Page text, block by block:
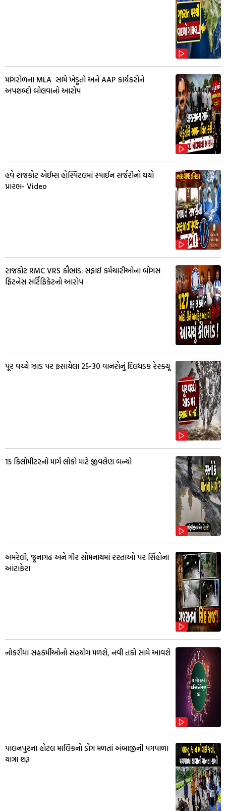
માંગરોળના MLA સામે ખેડૂતો અને AAP કાર્યકરોને
અપશબ્દો બોલવાનો આરોપ
હવે રાજકોટ એઈમ્સ હોસ્પિટલમાં સ્પાઈન સર્જરીનો થયો
પ્રારંભ- Video
રાજકોટ RMC VRS કૌભાંડ: સફાઈ કર્મચારીઓના બોગસ
ફિટનેસ સર્ટિફિકેટનો આરોપ
પૂર વચ્ચે ઝાડ પર ફસાયેલા 25-30 વાનરોનું દિલધડક રેસ્ક્યૂ
15 કિલોમીટરનો માર્ગ લોકો માટે જીવલેણ બન્યો
અમરેલી, જૂનાગઢ અને ગીર સોમનાથમાં રસ્તાઓ પર સિંહોના
આંટાફેરા
નોકરીમાં સહકર્મીઓનો સહયોગ મળશે, નવી તકો સામે આવશે
પાલનપુરના હોટલ માલિકનો ડોગ મળતાં અંબાજીની પગપાળા
યાત્રા શરૂ